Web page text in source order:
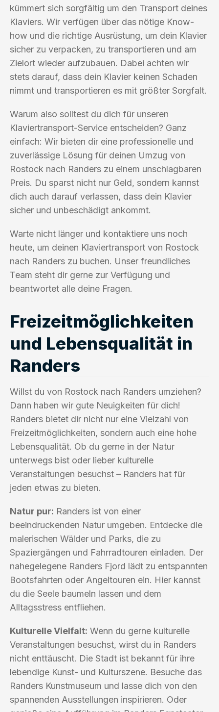
kümmert sich sorgfältig um den Transport deines
Klaviers. Wir verfügen über das nötige Know-
how und die richtige Ausrüstung, um dein Klavier
sicher zu verpacken, zu transportieren und am
Zielort wieder aufzubauen. Dabei achten wir
stets darauf, dass dein Klavier keinen Schaden
nimmt und transportieren es mit größter Sorgfalt.
Warum also solltest du dich für unseren
Klaviertransport-Service entscheiden? Ganz
einfach: Wir bieten dir eine professionelle und
zuverlässige Lösung für deinen Umzug von
Rostock nach Randers zu einem unschlagbaren
Preis. Du sparst nicht nur Geld, sondern kannst
dich auch darauf verlassen, dass dein Klavier
sicher und unbeschädigt ankommt.
Warte nicht länger und kontaktiere uns noch
heute, um deinen Klaviertransport von Rostock
nach Randers zu buchen. Unser freundliches
Team steht dir gerne zur Verfügung und
beantwortet alle deine Fragen.
Freizeitmöglichkeiten
und Lebensqualität in
Randers
Willst du von Rostock nach Randers umziehen?
Dann haben wir gute Neuigkeiten für dich!
Randers bietet dir nicht nur eine Vielzahl von
Freizeitmöglichkeiten, sondern auch eine hohe
Lebensqualität. Ob du gerne in der Natur
unterwegs bist oder lieber kulturelle
Veranstaltungen besuchst – Randers hat für
jeden etwas zu bieten.
Natur pur: Randers ist von einer
beeindruckenden Natur umgeben. Entdecke die
malerischen Wälder und Parks, die zu
Spaziergängen und Fahrradtouren einladen. Der
nahegelegene Randers Fjord lädt zu entspannten
Bootsfahrten oder Angeltouren ein. Hier kannst
du die Seele baumeln lassen und dem
Alltagsstress entfliehen.
Kulturelle Vielfalt: Wenn du gerne kulturelle
Veranstaltungen besuchst, wirst du in Randers
nicht enttäuscht. Die Stadt ist bekannt für ihre
lebendige Kunst- und Kulturszene. Besuche das
Randers Kunstmuseum und lasse dich von den
spannenden Ausstellungen inspirieren. Oder